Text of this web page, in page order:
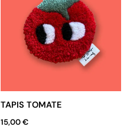
TAPIS TOMATE
15,00€